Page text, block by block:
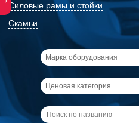
Силовые рамы и стойки
Скамьи
Марка оборудования
Ценовая категория